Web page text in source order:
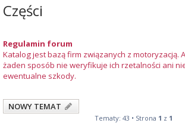
Części
Regulamin forum
Katalog jest bazą firm związanych z motoryzacją.
żaden sposób nie weryfikuje ich rzetalności ani
ewentualne szkody.
NOWY TEMAT
Tematy: 43 • Strona 1 z 1